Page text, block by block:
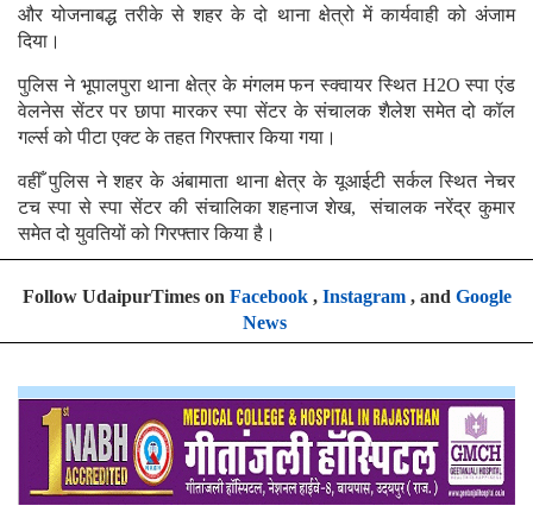
और योजनाबद्ध तरीके से शहर के दो थाना क्षेत्रो में कार्यवाही को अंजाम
दिया।
पुलिस ने भूपालपुरा थाना क्षेत्र के मंगलम फन स्क्वायर स्थित H2O स्पा एंड
वेलनेस सेंटर पर छापा मारकर स्पा सेंटर के संचालक शैलेश समेत दो कॉल
गर्ल्स को पीटा एक्ट के तहत गिरफ्तार किया गया।
वहीँ पुलिस ने शहर के अंबामाता थाना क्षेत्र के यूआईटी सर्कल स्थित नेचर
टच स्पा से स्पा सेंटर की संचालिका शहनाज शेख, संचालक नरेंद्र कुमार
समेत दो युवतियों को गिरफ्तार किया है।
Follow UdaipurTimes on Facebook, Instagram, and Google
News